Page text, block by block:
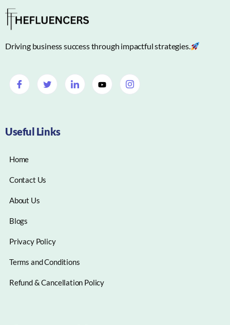
Driving business success through impactful strategies.
Useful Links
Home
Contact Us
About Us
Blogs
Privacy Policy
Terms and Conditions
Refund & Cancellation Policy